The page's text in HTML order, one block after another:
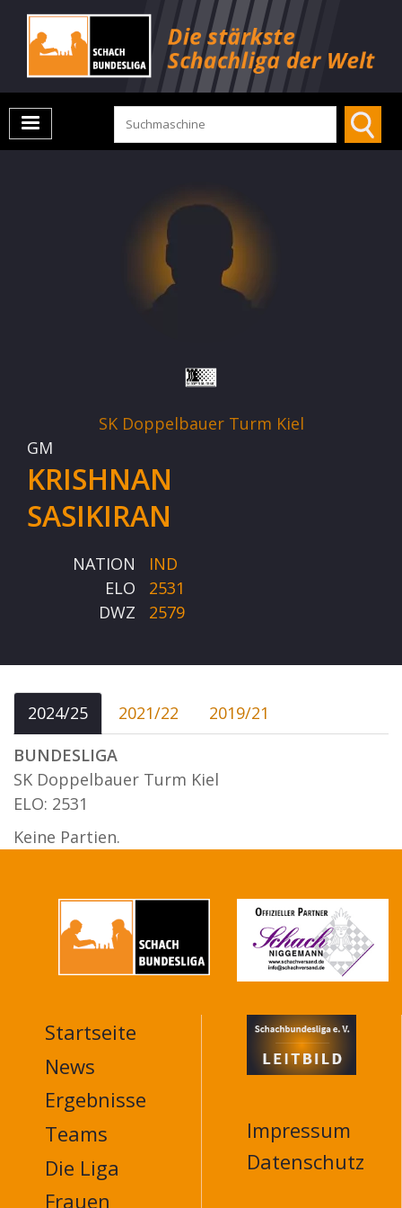
SK Doppelbauer Turm Kiel
GM
KRISHNAN
SASIKIRAN
NATION
IND
ELO
2531
DWZ
2579
2024/25 2021/22
2019/21
BUNDESLIGA
SK Doppelbauer Turm Kiel
ELO: 2531
Keine Partien.
MAIN
NAVIGATION
FOOTER
Startseite
News
Ergebnisse
Teams
Die Liga
Frauen
Impressum
Datenschutz